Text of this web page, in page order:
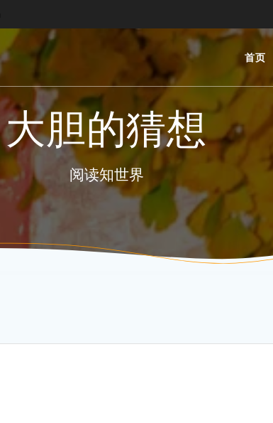
首页
大胆的猜想
阅读知世界